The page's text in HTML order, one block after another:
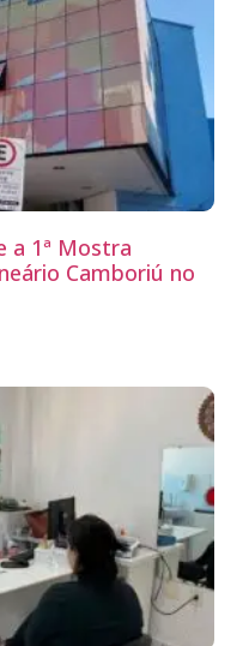
a 1ª Mostra
Camboriú no